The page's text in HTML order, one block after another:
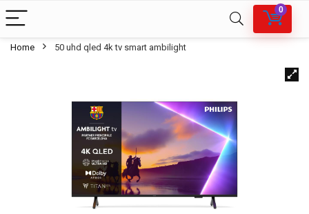
0
Home 50 uhd qled 4k tv smart ambilight